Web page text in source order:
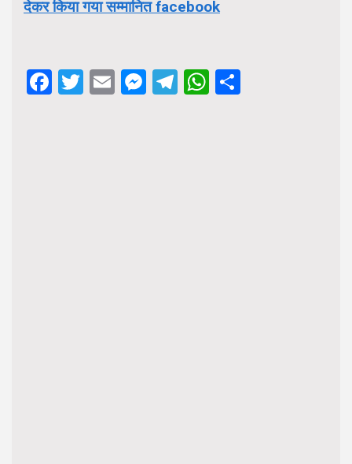
देकर किया गया सम्मानित facebook
Facebook
Twitter
EmailMessenger
Telegram
WhatsApp